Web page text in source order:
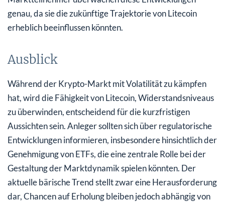
genau, da sie die zukünftige Trajektorie von Litecoin
erheblich beeinflussen könnten.
Ausblick
Während der Krypto-Markt mit Volatilität zu kämpfen
hat, wird die Fähigkeit von Litecoin, Widerstandsniveaus
zu überwinden, entscheidend für die kurzfristigen
Aussichten sein. Anleger sollten sich über regulatorische
Entwicklungen informieren, insbesondere hinsichtlich der
Genehmigung von ETFs, die eine zentrale Rolle bei der
Gestaltung der Marktdynamik spielen könnten. Der
aktuelle bärische Trend stellt zwar eine Herausforderung
dar, Chancen auf Erholung bleiben jedoch abhängig von